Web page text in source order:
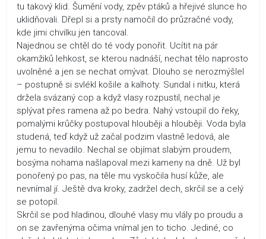
tu takový klid. Šumění vody, zpěv ptáků a hřejivé slunce ho
uklidňovali. Dřepl si a prsty namočil do průzračné vody,
kde jimi chvilku jen tancoval.
Najednou se chtěl do té vody ponořit. Ucítit na pár
okamžiků lehkost, se kterou nadnáší, nechat tělo naprosto
uvolněné a jen se nechat omývat. Dlouho se nerozmýšlel
– postupně si svlékl košile a kalhoty. Sundal i nitku, která
držela svázaný cop a když vlasy rozpustil, nechal je
splývat přes ramena až po bedra. Nahý vstoupil do řeky,
pomalými krůčky postupoval hlouběji a hlouběji. Voda byla
studená, teď když už začal podzim vlastně ledová, ale
jemu to nevadilo. Nechal se objímat slabým proudem,
bosýma nohama našlapoval mezi kameny na dně. Už byl
ponořený po pas, na těle mu vyskočila husí kůže, ale
nevnímal jí. Ještě dva kroky, zadržel dech, skrčil se a celý
se potopil.
Skrčil se pod hladinou, dlouhé vlasy mu vlály po proudu a
on se zavřenýma očima vnímal jen to ticho. Jediné, co